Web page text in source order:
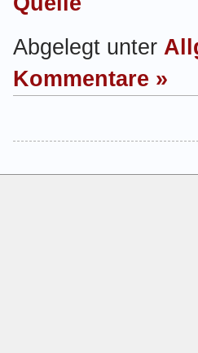
Abgelegt unter
Kommentare »